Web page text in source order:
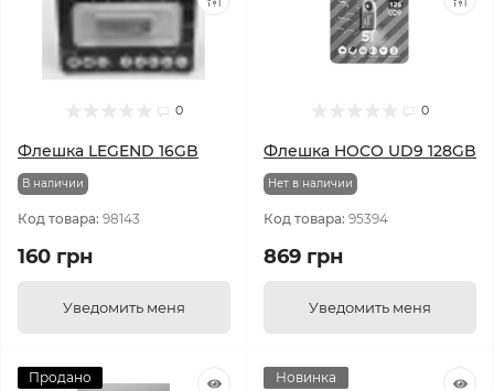
0
Флешка LEGEND 16GB
В наличии
Код товара: 98143
160 грн
Уведомить меня
0
Флешка HOCO UD9 128GB
Нет в наличии
Код товара: 95394
869 грн
Уведомить меня
Продано
Новинка